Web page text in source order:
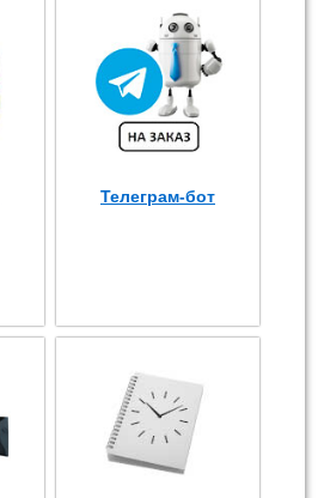
Телеграм-бот